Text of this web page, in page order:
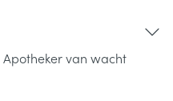
Apotheker van wacht